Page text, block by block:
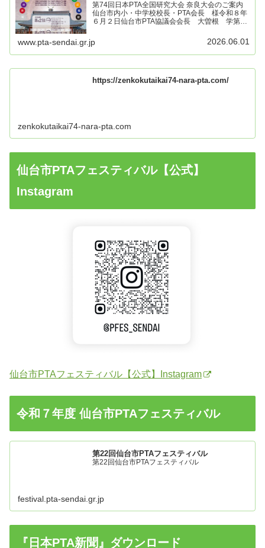
第74回日本PTA全国研究大会 奈良大会のご案内
仙台市内小・中学校校長・PTA会長 様令和８年
６月２日仙台市PTA協議会会長 大曽根 学第74
スローガン＞建国の地 大和からの発信 コンヴィ
ヴィ...
www.pta-sendai.gr.jp 2026.06.01
https://zenkokutaikai74-nara-pta.com/
zenkokutaikai74-nara-pta.com
仙台市PTAフェスティバル【公式】
Instagram
仙台市PTAフェスティバル【公式】Instagram
令和７年度 仙台市PTAフェスティバル
第22回仙台市PTAフェスティバル
第22回仙台市PTAフェスティバル
festival.pta-sendai.gr.jp
『日本PTA新聞』ダウンロード